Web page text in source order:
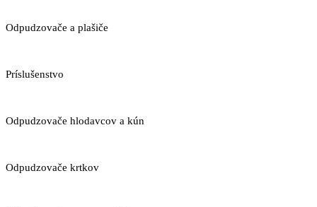
Odpudzovače a plašiče
Príslušenstvo
Odpudzovače hlodavcov a kún
Odpudzovače krtkov